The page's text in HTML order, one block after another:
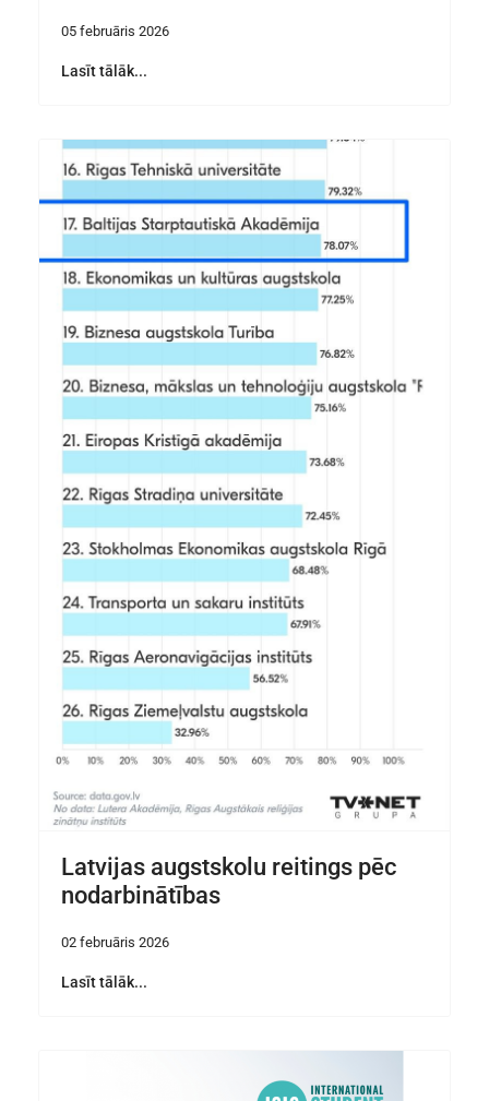
05 februāris 2026
Lasīt tālāk...
Latvijas augstskolu reitings pēc
nodarbinātības
02 februāris 2026
Lasīt tālāk...